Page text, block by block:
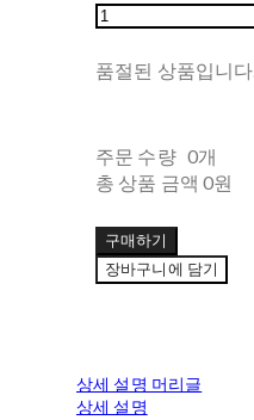
품절된 상품입니다.
주문 수량 0개
총 상품 금액 0원
구매하기
장바구니에 담기
상세 설명 머리글
상세 설명